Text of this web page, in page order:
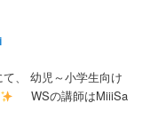
、 幼児～小学生向け
WSの講師はMiiiSa